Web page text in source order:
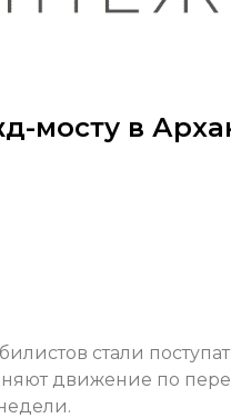
мосту в
стали
движение по